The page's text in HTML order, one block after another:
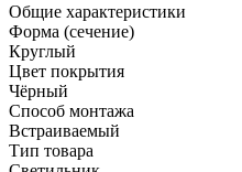
Общие характеристики
Форма (сечение)
Круглый
Цвет покрытия
Чёрный
Способ монтажа
Встраиваемый
Тип товара